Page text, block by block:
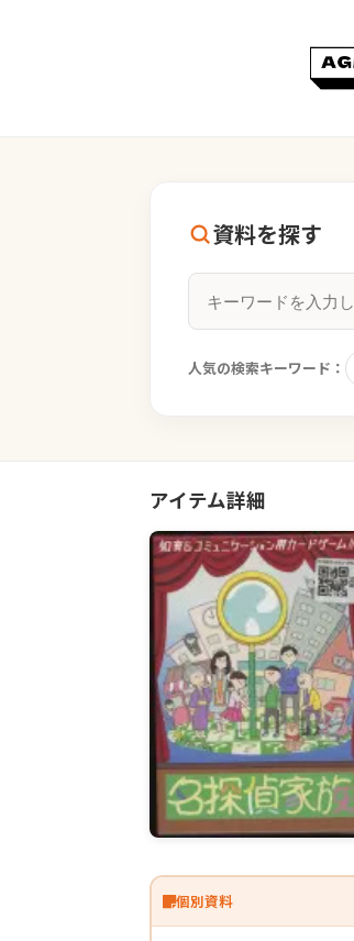
資料を探す
人気の検索キーワード：
アイテム詳細
個別資料